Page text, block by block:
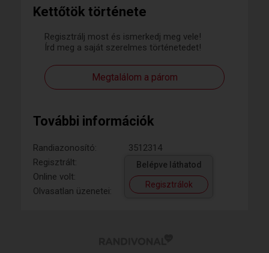
Kettőtök története
Regisztrálj most és ismerkedj meg vele!
Írd meg a saját szerelmes történetedet!
Megtalálom a párom
További információk
Randiazonosító:
3512314
Regisztrált:
Online volt:
Olvasatlan üzenetei:
Belépve láthatod
Regisztrálok